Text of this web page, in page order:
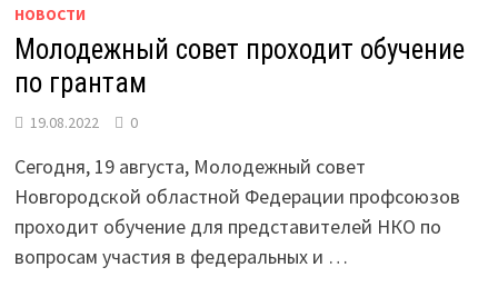
НОВОСТИ
Молодежный совет проходит обучение
по грантам
19.08.2022 0
Сегодня, 19 августа, Молодежный совет
Новгородской областной Федерации профсоюзов
проходит обучение для представителей НКО по
вопросам участия в федеральных и …